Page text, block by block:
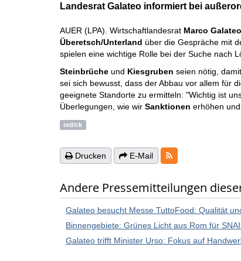
Landesrat Galateo informiert bei
AUER (LPA). Wirtschaftlandesrat Marco Galateo
Überetsch/Unterland über die Gespräche mit
spielen eine wichtige Rolle bei der Suche nach
Steinbrüche und Kiesgruben seien nötig,
sei sich bewusst, dass der Abbau vor allem für
geeignete Standorte zu ermitteln: "Wichtig ist
Überlegungen, wie wir Sanktionen erhöhen
red/ck
Drucken E-Mail RSS-Feeds
Andere Pressemitteilungen
Galateo besucht Messe TuttoFood: Qualität
Binnengebiete: Grünes Licht aus Rom für
Galateo trifft Minister Urso: Fokus auf